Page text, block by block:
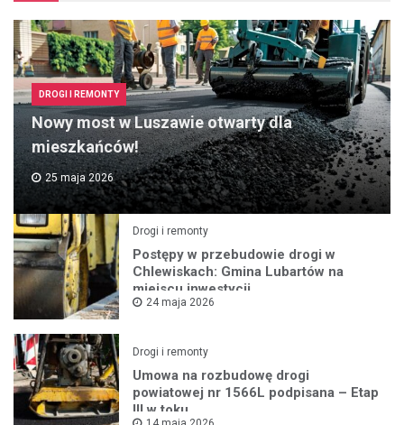
DROGI I REMONTY
Nowy most w Luszawie otwarty dla
mieszkańców!
25 maja 2026
Drogi i remonty
Postępy w przebudowie drogi w
Chlewiskach: Gmina Lubartów na
miejscu inwestycji
24 maja 2026
Drogi i remonty
Umowa na rozbudowę drogi
powiatowej nr 1566L podpisana – Etap
III w toku